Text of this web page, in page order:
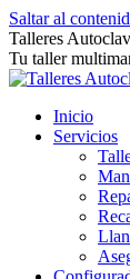
Saltar al
Talleres
Tu taller
Inicio
Servicios